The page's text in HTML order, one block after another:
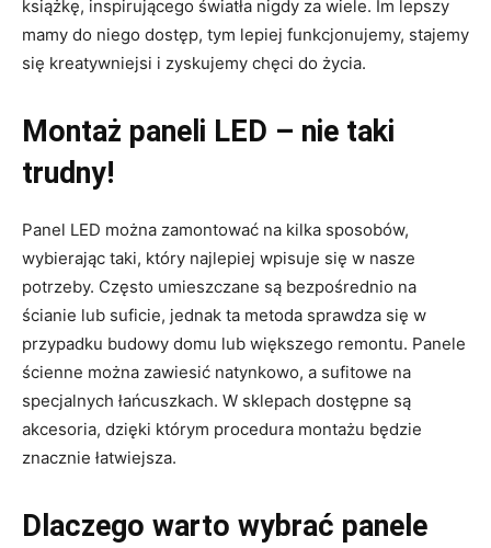
książkę, inspirującego światła nigdy za wiele. Im lepszy
mamy do niego dostęp, tym lepiej funkcjonujemy, stajemy
się kreatywniejsi i zyskujemy chęci do życia.
Montaż paneli LED – nie taki
trudny!
Panel LED można zamontować na kilka sposobów,
wybierając taki, który najlepiej wpisuje się w nasze
potrzeby. Często umieszczane są bezpośrednio na
ścianie lub suficie, jednak ta metoda sprawdza się w
przypadku budowy domu lub większego remontu. Panele
ścienne można zawiesić natynkowo, a sufitowe na
specjalnych łańcuszkach. W sklepach dostępne są
akcesoria, dzięki którym procedura montażu będzie
znacznie łatwiejsza.
Dlaczego warto wybrać panele